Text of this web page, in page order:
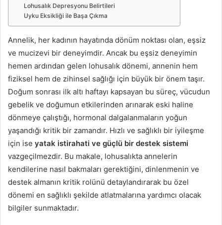
Lohusalık Depresyonu Belirtileri
Uyku Eksikliği ile Başa Çıkma
Annelik, her kadının hayatında dönüm noktası olan, eşsiz
ve mucizevi bir deneyimdir. Ancak bu eşsiz deneyimin
hemen ardından gelen lohusalık dönemi, annenin hem
fiziksel hem de zihinsel sağlığı için büyük bir önem taşır.
Doğum sonrası ilk altı haftayı kapsayan bu süreç, vücudun
gebelik ve doğumun etkilerinden arınarak eski haline
dönmeye çalıştığı, hormonal dalgalanmaların yoğun
yaşandığı kritik bir zamandır. Hızlı ve sağlıklı bir iyileşme
için ise yatak istirahati ve güçlü bir destek sistemi
vazgeçilmezdir. Bu makale, lohusalıkta annelerin
kendilerine nasıl bakmaları gerektiğini, dinlenmenin ve
destek almanın kritik rolünü detaylandırarak bu özel
dönemi en sağlıklı şekilde atlatmalarına yardımcı olacak
bilgiler sunmaktadır.